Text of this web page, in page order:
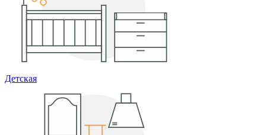
Детская